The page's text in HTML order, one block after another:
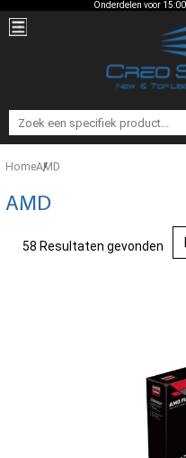
Onderdelen voor
HomeAMD
AMD
58 Resultaten gevonden